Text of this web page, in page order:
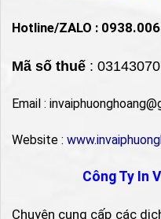
Hotline/ZALO :
Mã số thuế :
Email :
Website :
Công Ty In
Chuyên cung cấp các